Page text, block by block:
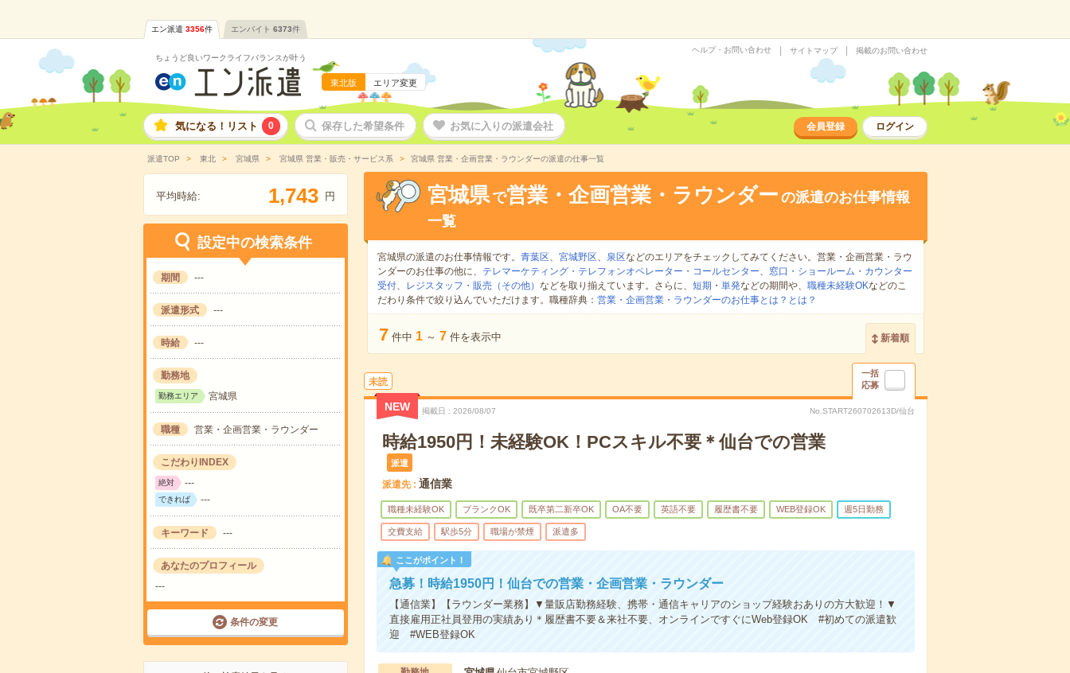
エン派遣 3356件 エンバイト 6373件
ちょうど良いワークライフバランスが叶う
東北版 エリア変更
ヘルプ・お問い合わせ サイトマップ 掲載のお問い合わせ
気になる！リスト 0 保存した希望条件 お気に入りの派遣会社 会員登録 ログイン
派遣TOP 東北 宮城県 宮城県 営業・販売・サービス系 宮城県 営業・企画営業・ラウンダーの派遣の仕事一覧
平均時給: 1,743 円
設定中の検索条件
期間 ---
派遣形式 ---
時給 ---
勤務地
勤務エリア 宮城県
職種 営業・企画営業・ラウンダー
こだわりINDEX
絶対 ---
できれば ---
キーワード ---
あなたのプロフィール
---
条件の変更
宮城県 で営業・企画営業・ラウンダー の派遣のお仕事情報
一覧
宮城県の派遣のお仕事情報です。 青葉区、 宮城野区、 泉区などのエリアをチェックしてみてください。営業・企画営業・ラウ
ンダーのお仕事の他に、
テレマーケティング・テレフォンオペレーター・コールセンター、
窓口・ショールーム・カウンター
受付、 レジスタッフ・販売（その他） などを取り揃えています。さらに、 短期 ・ 単発などの期間や、 職種未経験OKなどのこ
だわり条件で絞り込んでいただけます。職種辞典： 営業・企画営業・ラウンダーのお仕事とは？とは？
7 件中 1 ～ 7 件を表示中 新着順
未読
一括
応募
NEW 掲載日 2026/08/07 No.START260702613D/仙台
時給1950円！未経験OK！PCスキル不要＊仙台での営業
派遣
派遣先 通信業
職種未経験OK ブランクOK 既卒第二新卒OK OA不要 英語不要 履歴書不要 WEB登録OK 週5日勤務
交費支給 駅歩5分 職場が禁煙 派遣多
ここがポイント！
急募！時給1950円！仙台での営業・企画営業・ラウンダー
【通信業】【ラウンダー業務】▼量販店勤務経験、携帯・通信キャリアのショップ経験おありの方大歓迎！▼
直接雇用正社員登用の実績あり＊履歴書不要＆来社不要、オンラインですぐにWeb登録OK #初めての派遣歓
迎 #WEB登録OK